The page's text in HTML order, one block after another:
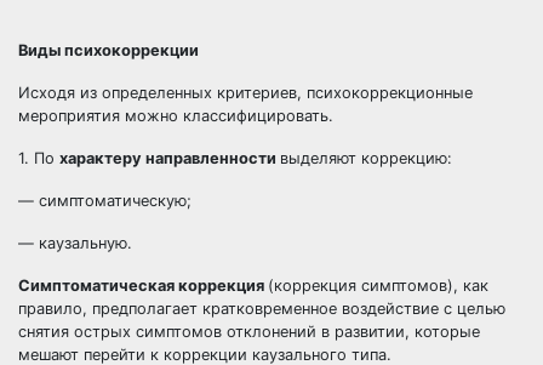
Виды психокоррекции
Исходя из определенных критериев, психокоррекционные
мероприятия можно классифицировать.
1. По характеру направленности выделяют коррекцию:
— симптоматическую;
— каузальную.
Симптоматическая коррекция (коррекция симптомов), как
правило, предполагает кратковременное воздействие с целью
снятия острых симптомов отклонений в развитии, которые
мешают перейти к коррекции каузального типа.